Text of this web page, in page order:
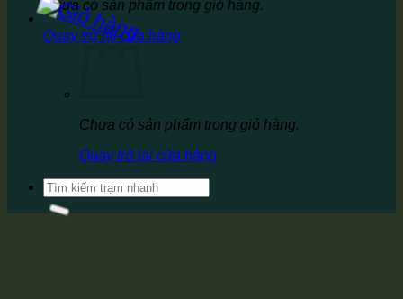
Chưa có sản phẩm trong giỏ hàng.
Quay trở lại cửa hàng
Chưa có sản phẩm trong giỏ hàng.
Quay trở lại cửa hàng
Tìm
kiếm: